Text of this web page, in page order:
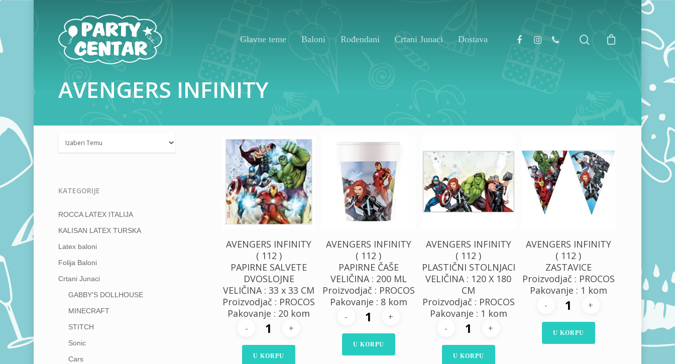
Glavne teme Baloni Rođendani Crtani Junaci Dostava
AVENGERS INFINITY
KATEGORIJE
ROCCA LATEX ITALIJA
KALISAN LATEX TURSKA
Latex baloni
Folija Baloni
Crtani Junaci
GABBY’S DOLLHOUSE
MINECRAFT
STITCH
Sonic
Cars
300,00RSD
AVENGERS INFINITY
( 112 )
PAPIRNE SALVETE
DVOSLOJNE
VELIČINA : 33 x 33 CM
Proizvodjač : PROCOS
Pakovanje : 20 kom
U KORPU
350,00RSD
AVENGERS INFINITY
( 112 )
PAPIRNE ČAŠE
VELIČINA : 200 ML
Proizvodjač : PROCOS
Pakovanje : 8 kom
U KORPU
650,00RSD
AVENGERS INFINITY
( 112 )
PLASTIČNI STOLNJACI
VELIČINA : 120 X 180
CM
Proizvodjač : PROCOS
Pakovanje : 1 kom
U KORPU
640,00RSD
AVENGERS INFINITY
( 112 )
ZASTAVICE
Proizvodjač : PROCOS
Pakovanje : 1 kom
U KORPU